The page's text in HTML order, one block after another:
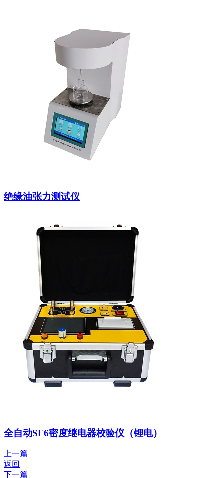
绝缘油张力测试仪
全自动SF6密度继电器校验仪（锂电）
上一篇
返回
下一篇